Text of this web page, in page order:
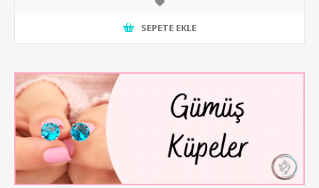
SEPETE EKLE